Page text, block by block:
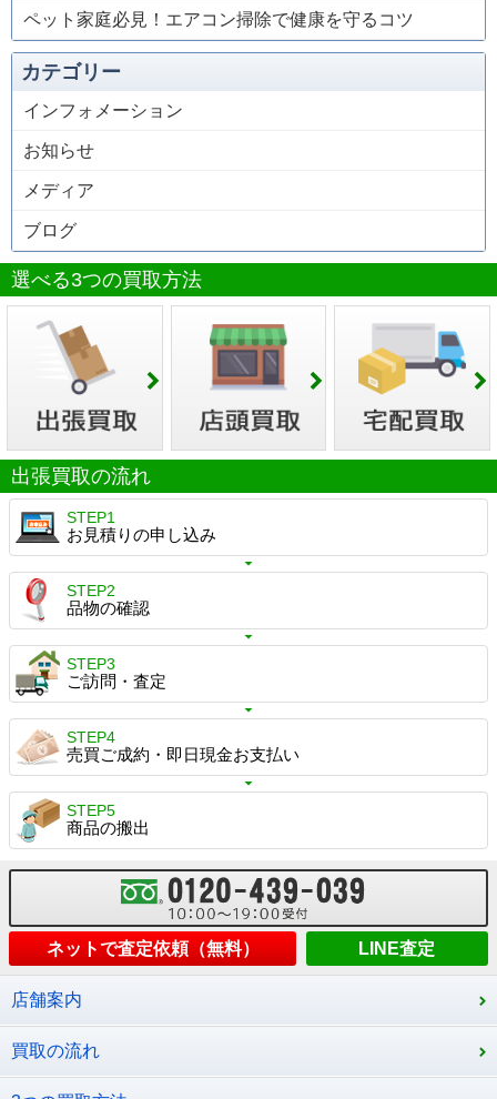
ペット家庭必見！エアコン掃除で健康を守るコツ
カテゴリー
インフォメーション
お知らせ
メディア
ブログ
選べる3つの買取方法
出張買取の流れ
STEP1
お見積りの申し込み
STEP2
品物の確認
STEP3
ご訪問・査定
STEP4
売買ご成約・即日現金お支払い
STEP5
商品の搬出
ネットで査定依頼（無料） LINE査定
店舗案内
買取の流れ